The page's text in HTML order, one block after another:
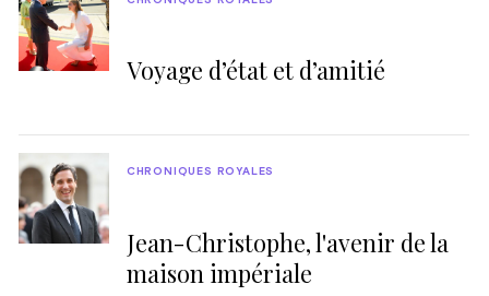
Voyage d’état et d’amitié
Jean-Christophe, l'avenir de la
maison impériale
CHRONIQUES ROYALES